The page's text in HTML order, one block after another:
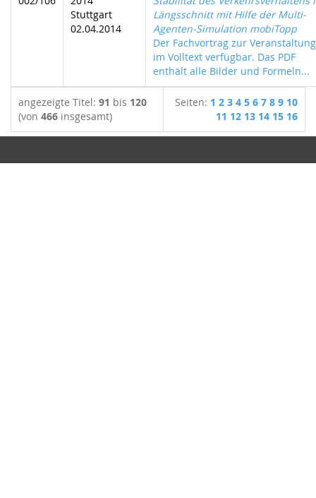
Stuttgart
02.04.2014
Längsschnitt mit Hilfe der Multi-
Agenten-Simulation mobiTopp
Der Fachvortrag zur
im Volltext verfügbar. Das PDF
enthält alle Bilder und Formeln...
angezeigte Titel: 91 bis 120
(von 466 insgesamt)
Seiten: 1 2 3 4 5 6 7 8 9 10
11 12 13 14 15 16